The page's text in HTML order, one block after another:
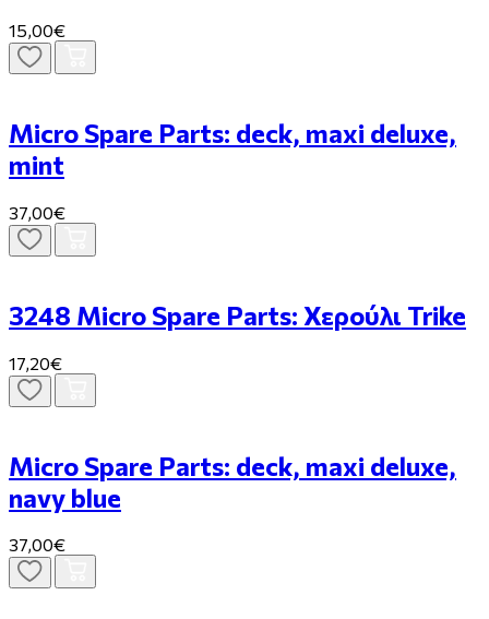
15,00€
Micro Spare Parts: deck, maxi deluxe,
mint
37,00€
3248 Micro Spare Parts: Χερούλι Trike
17,20€
Micro Spare Parts: deck, maxi deluxe,
navy blue
37,00€